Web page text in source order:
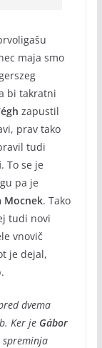
maja smo
bi takratni
zapustil
prav tako
tudi
. To se je
pa je
Mocnek. Tako
tudi novi
vnovič
je dejal,
dvema
Ker je Gábor